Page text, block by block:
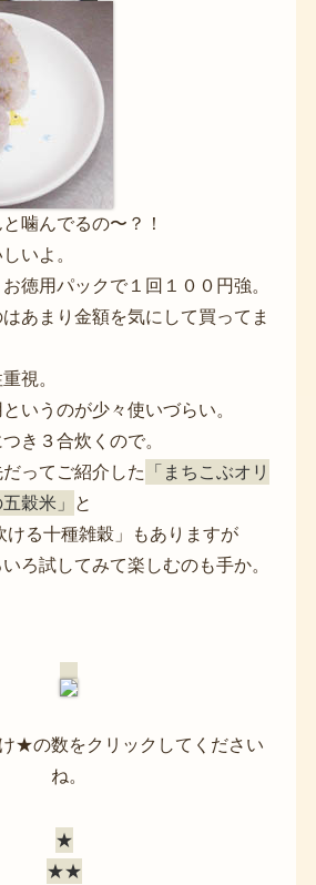
噛んでるの〜？！
いよ。
徳用パックで１回１００円強。
あまり金額を気にして買ってま
視。
いうのが少々使いづらい。
き３合炊くので。
ってご紹介した
「まちこぶオリ
穀米」
と
ける十種雑穀」もありますが
ろ試してみて楽しむのも手か。
★の数をクリックしてください
ね。
★
★★